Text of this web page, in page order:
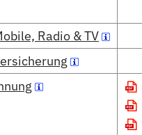
Radio & TV